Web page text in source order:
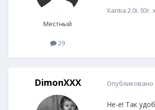
Местный
29
Xantia 2.0i. 93г.
DimonXXX Опубликовано
Не-е! Так